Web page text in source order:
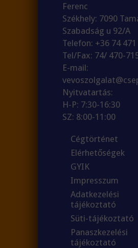
Ferenc
Székhely: 7090
Szabadság u 92/A
Telefon: +36 74
Tel/Fax: 74/ 470-
E-mail:
Nyitvatartás:
H-P: 7:30-16:30
SZ: 8:00-11:00
Cégtörténet
Elérhetőségek
GYIK
Impresszum
Adatkezelési
tájékoztató
Süti-tájékoztató
Panaszkezelési
tájékoztató